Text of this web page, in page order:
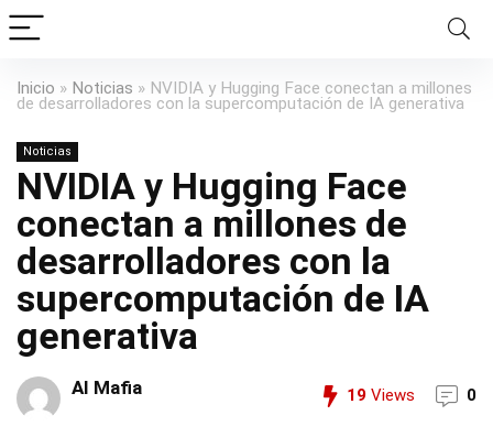
Inicio » Noticias » NVIDIA y Hugging Face conectan a millones
de desarrolladores con la supercomputación de IA generativa
Noticias
NVIDIA y Hugging Face
conectan a millones de
desarrolladores con la
supercomputación de IA
generativa
AI Mafia 19 Views 0